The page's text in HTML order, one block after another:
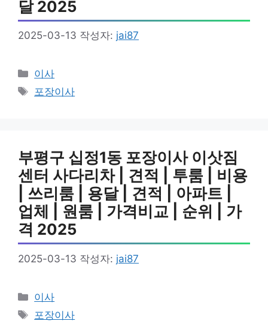
달 2025
2025-03-13 작성자: jai87
카
테
이사
태
포장이사
부평구 십정1동 포장이사 이삿짐
센터 사다리차 | 견적 | 투룸 | 비용
| 쓰리룸 | 용달 | 견적 | 아파트 |
업체 | 원룸 | 가격비교 | 순위 | 가
격 2025
2025-03-13 작성자: jai87
카
테
이사
태
포장이사